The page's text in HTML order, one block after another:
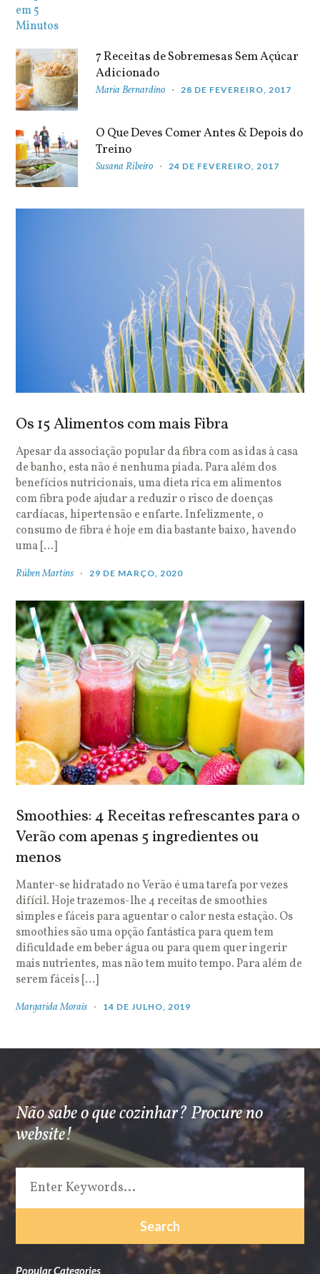
7 Receitas de Sobremesas Sem Açúcar
Adicionado
Maria Bernardino 28 DE FEVEREIRO, 2017
O Que Deves Comer Antes & Depois do
Treino
Susana Ribeiro 24 DE FEVEREIRO, 2017
Os 15 Alimentos com mais Fibra
Apesar da associação popular da fibra com as idas à casa
de banho, esta não é nenhuma piada. Para além dos
benefícios nutricionais, uma dieta rica em alimentos
com fibra pode ajudar a reduzir o risco de doenças
cardíacas, hipertensão e enfarte. Infelizmente, o
consumo de fibra é hoje em dia bastante baixo, havendo
uma […]
Rúben Martins 29 DE MARÇO, 2020
Smoothies: 4 Receitas refrescantes para o
Verão com apenas 5 ingredientes ou
menos
Manter-se hidratado no Verão é uma tarefa por vezes
difícil. Hoje trazemos-lhe 4 receitas de smoothies
simples e fáceis para aguentar o calor nesta estação. Os
smoothies são uma opção fantástica para quem tem
dificuldade em beber água ou para quem quer ingerir
mais nutrientes, mas não tem muito tempo. Para além de
serem fáceis […]
Margarida Morais 14 DE JULHO, 2019
Não sabe o que cozinhar? Procure no
website!
Popular Categories